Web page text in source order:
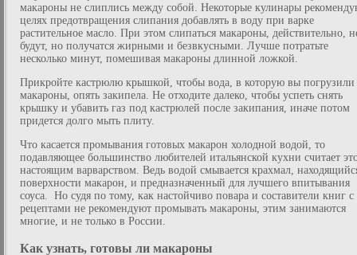
макароны не слиплись между собой. Некоторые кулинары
целях предотвращения слипания добавлять в воду при варке
растительное масло. При этом слипаться макароны, действительно,
будут, но получатся жирными и безвкусными. Лучше потратьте
несколько минут, помешивая макароны длинной ложкой.
Прикройте кастрюлю крышкой, чтобы вода, в которую вы погрузили
макароны, опять закипела. Не отходите далеко, чтобы успеть снять
крышку и убавить газ под кастрюлей после закипания, иначе потом
придется долго мыть плиту.
Что касается промывания готовых макарон холодной водой, то
подавляющее большинство любителей итальянской кухни считает
настоящим варварством. Ведь водой смывается крахмал,
поверхности макарон, и предназначенный для лучшего впитывания
соуса. Но судя по тому, как настойчиво повара и составители книг с
рецептами не рекомендуют промывать макароны, этим занимаются
многие, и не только в России.
Как узнать, готовы ли макароны